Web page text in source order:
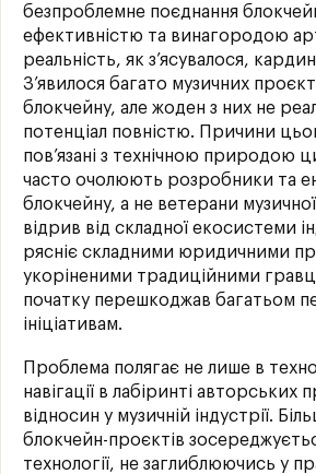
безпроблемне поєднання
ефективністю та винагородою
реальність, як з’ясувалося,
З’явилося багато музичних
блокчейну, але жоден з них не
потенціал повністю. Причини
пов’язані з технічною природою
часто очолюють розробники та
блокчейну, а не ветерани музичної
відрив від складної екосистеми
рясніє складними юридичними
укоріненими традиційними
початку перешкоджав багатьом
ініціативам.
Проблема полягає не лише в
навігації в лабіринті авторських
відносин у музичній індустрії.
блокчейн-проєктів
технології, не заглиблюючись у